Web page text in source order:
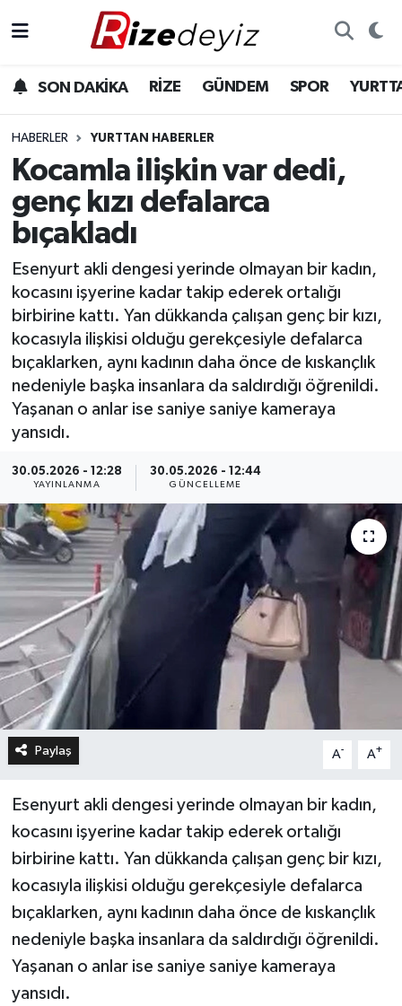
SON DAKİKA RİZE GÜNDEM SPOR
HABERLER YURTTAN HABERLER
Kocamla ilişkin var dedi,
genç kızı defalarca
bıçakladı
Esenyurt akli dengesi yerinde olmayan bir kadın,
kocasını işyerine kadar takip ederek ortalığı
birbirine kattı. Yan dükkanda çalışan genç bir kızı,
kocasıyla ilişkisi olduğu gerekçesiyle defalarca
bıçaklarken, aynı kadının daha önce de kıskançlık
nedeniyle başka insanlara da saldırdığı öğrenildi.
Yaşanan o anlar ise saniye saniye kameraya
yansıdı.
30.05.2026 - 12:28
YAYINLANMA
30.05.2026 - 12:44
GÜNCELLEME
Paylaş A- A+
Esenyurt akli dengesi yerinde olmayan bir kadın,
kocasını işyerine kadar takip ederek ortalığı
birbirine kattı. Yan dükkanda çalışan genç bir kızı,
kocasıyla ilişkisi olduğu gerekçesiyle defalarca
bıçaklarken, aynı kadının daha önce de kıskançlık
nedeniyle başka insanlara da saldırdığı öğrenildi.
Yaşanan o anlar ise saniye saniye kameraya
yansıdı.
Gündem
Yurttan Haberler
Ekonomi
Teknoloji
Sağlık
Rize Hava Durumu
Rize Trafik Yoğunluk Haritası
Süper Lig Puan Durumu ve Fikstür
Tüm Manşetler
Son Dakika Haberleri
Haber Arşivi